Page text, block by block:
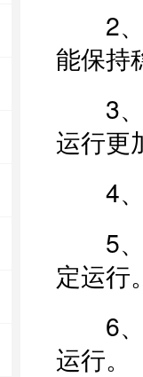
2、
能保持
3、
运行更
4、
5、
定运行
6、
运行。